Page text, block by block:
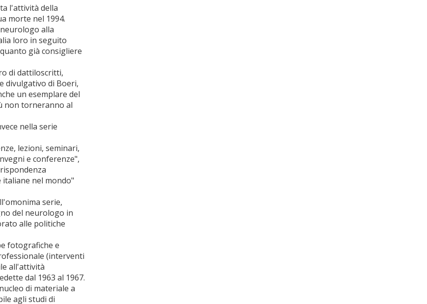
l'attività della
morte nel 1994.
alla
loro in seguito
già consigliere
di dattiloscritti,
divulgativo di Boeri,
un esemplare del
non torneranno al
nella serie
lezioni, seminari,
e conferenze",
nel mondo"
serie,
del neurologo in
alle politiche
fotografiche e
(interventi
all'attività
dal 1963 al 1967.
di materiale a
agli studi di